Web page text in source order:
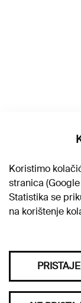
Koristimo
stranica
Statistika se
na korištenje